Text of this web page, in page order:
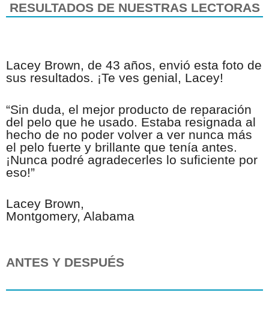
RESULTADOS DE NUESTRAS LECTORAS
Lacey Brown, de 43 años, envió esta foto de
sus resultados. ¡Te ves genial, Lacey!
“Sin duda, el mejor producto de reparación
del pelo que he usado. Estaba resignada al
hecho de no poder volver a ver nunca más
el pelo fuerte y brillante que tenía antes.
¡Nunca podré agradecerles lo suficiente por
eso!”
Lacey Brown,
Montgomery, Alabama
ANTES Y DESPUÉS